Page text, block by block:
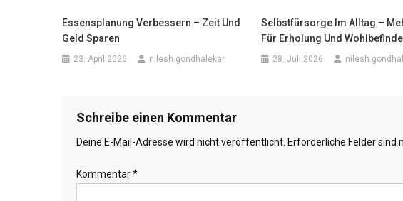
Essensplanung Verbessern – Zeit Und
Geld Sparen
23. April 2026 nilesh.gondhalekar
Selbstfürsorge Im Alltag –
Für Erholung Und
28. Juli 2026
Schreibe einen Kommentar
Deine E-Mail-Adresse wird nicht veröffentlicht. Erforderliche Felder sind
Kommentar*